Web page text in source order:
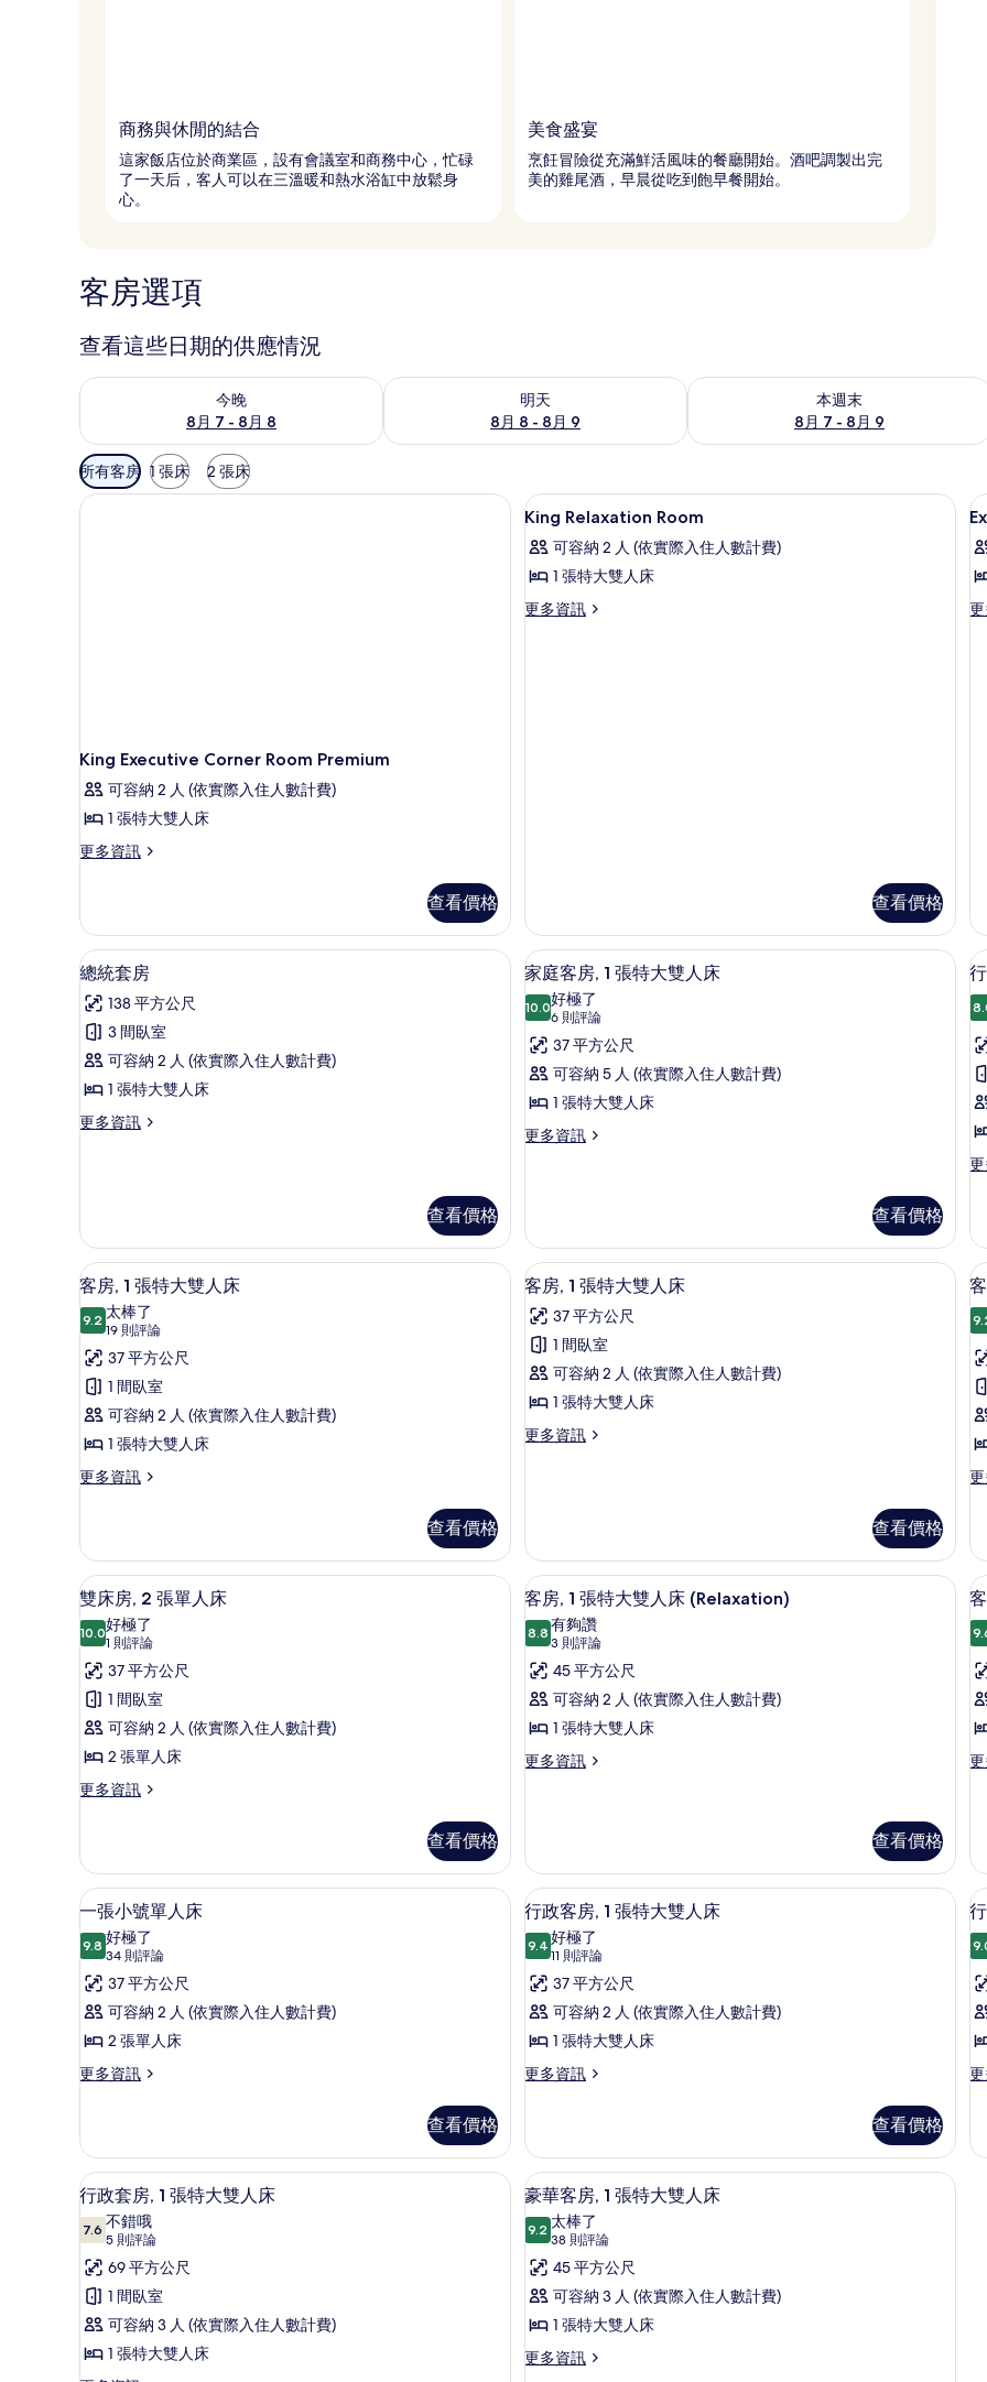
商務與休閒的結合
這家飯店位於商業區，設有會議室和商務中心，忙碌
了一天后，客人可以在三溫暖和熱水浴缸中放鬆身
心。
美食盛宴
烹飪冒險從充滿鮮活風味的餐廳開始。酒吧調製出完
美的雞尾酒，早晨從吃到飽早餐開始。
客房選項
查看這些日期的供應情況
今晚
8月 7 - 8月 8
查看今晚 (8月 7 - 8月 8) 的供應情況
明天
8月 8 - 8月 9
查看明天 (8月 8 - 8月 9) 的供應情況
本週末
8月 7 - 8月 9
查看本週末 (8月 7 - 8月 9) 的供應情況
可
用
的
所有客房 1 張床 2 張床
King Executive Corner Room Premium
可容納 2 人 (依實際入住人數計費)
1 張特大雙人床
更多資訊
更
Corner
Room
Premium
詳
情
查看價格
顯
示
King
Relaxation
Room
高級寢具、迷你吧、客房內保險箱、書桌
13
King Relaxation Room
可容納 2 人 (依實際入住人數計費)
1 張特大雙人床
更多資訊
更
查看價格
顯
更
顯
示
總
統
套
的
片
總統套房 | 高級寢具、迷你吧、客房內保險箱、書桌
35
總統套房
138 平方公尺
3 間臥室
可容納 2 人 (依實際入住人數計費)
1 張特大雙人床
更多資訊
更
的
詳
情
查看價格
顯
示
家
庭
客
房,
1
雙
人
床
的
所
有
相
片
高級寢具、迷你吧、客房內保險箱、書桌
11
家庭客房, 1 張特大雙人床
10.010.0 分，滿分 10 分
好極了
6 則評論
(6
則
評
論)
37 平方公尺
可容納 5 人 (依實際入住人數計費)
1 張特大雙人床
更多資訊
更
房,
張
特
大
雙
人
床
的
詳
情
查看價格
1
人
更
客
房,
1
特
雙
人
床,
邊
間
詳
顯
示
客
房,
張
特
大
床
的
所
有
相
片
客房, 1 張特大雙人床 | 高級寢具、迷你吧、客房內保險箱、書桌
1
客房, 1 張特大雙人床
9.29.2 分，滿分 10 分
太棒了
19 則評論
(19
則
評
論)
37 平方公尺
1 間臥室
可容納 2 人 (依實際入住人數計費)
1 張特大雙人床
更多資訊
更
1
張
特
雙
床
的
詳
情
查看價格
顯
示
客
房,
1
張
特
床
的
所
有
相
片
客房, 1 張特大雙人床 | 高級寢具、迷你
2
客房, 1 張特大雙人床
37 平方公尺
1 間臥室
可容納 2 人 (依實際入住人數計費)
1 張特大雙人床
更多資訊
更
特
大
雙
人
床
的
詳
情
查看價格
顯
2
有
更
2
張
單
床
詳
情
顯
示
雙
床
房,
2
張
單
的
所
有
相
片
雙床房, 2 張單人床 | 高級寢具、迷你吧、客房內保險箱、書桌
3
雙床房, 2 張單人床
10.010.0 分，滿分 10 分
好極了
1 則評論
(1
則
評
論)
37 平方公尺
1 間臥室
可容納 2 人 (依實際入住人數計費)
2 張單人床
更多資訊
更
房,
張
人
的
詳
查看價格
顯
示
客
房,
1
張
特
床
(Relaxation)
的
所
有
相
片
客房, 1 張特大雙人床 (Relaxation) | 高
12
客房, 1 張特大雙人床 (Relaxation)
8.88.8 分，滿分 10 分
有夠讚
3 則評論
(3
則
評
論)
45 平方公尺
可容納 2 人 (依實際入住人數計費)
1 張特大雙人床
更多資訊
更
張
特
大
雙
人
床
(Relaxation)
的
詳
情
查看價格
顯
1
更
張
特
大
雙
人
床
的
詳
情
顯
示
一
張
小
號
單
的
所
有
相
片
一張小號單人床 | 高級寢具、迷你吧、客房內保險箱、書桌
9
一張小號單人床
9.89.8 分，滿分 10 分
好極了
34 則評論
(34
則
評
論)
37 平方公尺
可容納 2 人 (依實際入住人數計費)
2 張單人床
更多資訊
更
小
號
單
人
床
詳
情
查看價格
顯
示
行
政
客
房,
1
大
雙
人
床
的
所
有
相
行政客房, 1 張特大雙人床 | 高級寢具
12
行政客房, 1 張特大雙人床
9.49.4 分，滿分 10 分
好極了
11 則評論
(11
則
評
論)
37 平方公尺
可容納 2 人 (依實際入住人數計費)
1 張特大雙人床
更多資訊
更
客
房,
1
特
雙
人
的
詳
情
查看價格
2
更
客
顯
示
行
政
套
房,
1
高級寢具、迷你吧、客房內保險箱、書桌
23
行政套房, 1 張特大雙人床
7.67.6 分，滿分 10 分
不錯哦
5 則評論
(5
則
評
論)
69 平方公尺
1 間臥室
可容納 3 人 (依實際入住人數計費)
1 張特大雙人床
顯
示
豪
華
客
房,
1
豪華客房, 1 張特大雙人床 | 高級寢具
7
豪華客房, 1 張特大雙人床
9.29.2 分，滿分 10 分
太棒了
38 則評論
(38
則
評
論)
45 平方公尺
可容納 3 人 (依實際入住人數計費)
1 張特大雙人床
更多資訊
更